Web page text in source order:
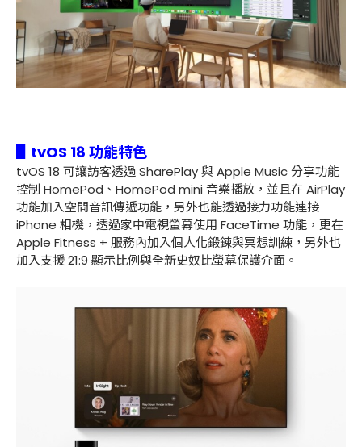
▋tvOS 18 功能特色
tvOS 18 可讓訪客透過 SharePlay 與 Apple Music 分享功能
控制 HomePod、HomePod mini 音樂播放，並且在 AirPlay
功能加入空間音訊傳遞功能，另外也能透過接力功能連接
iPhone 相機，透過家中電視螢幕使用 FaceTime 功能，更在
Apple Fitness + 服務內加入個人化鍛鍊與冥想訓練，另外也
加入支援 21:9 顯示比例與全新史奴比螢幕保護介面。